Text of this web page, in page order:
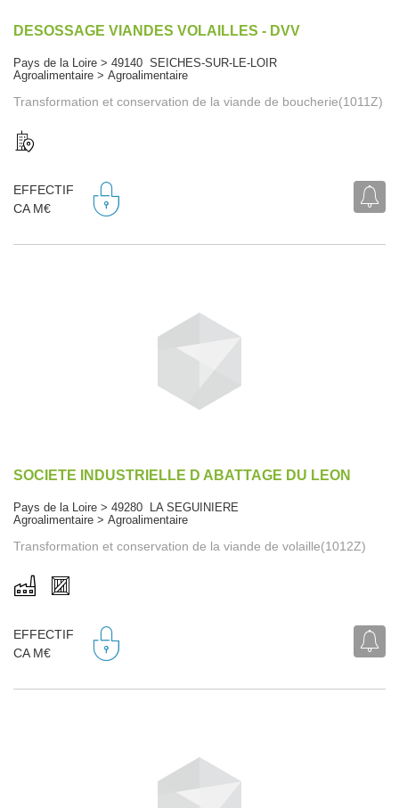
DESOSSAGE VIANDES VOLAILLES - DVV
Pays de la Loire > 49140 SEICHES-SUR-LE-LOIR
Agroalimentaire > Agroalimentaire
Transformation et conservation de la viande de boucherie(1011Z)
EFFECTIF
CA M€
SOCIETE INDUSTRIELLE D ABATTAGE DU LEON
Pays de la Loire > 49280 LA SEGUINIERE
Agroalimentaire > Agroalimentaire
Transformation et conservation de la viande de volaille(1012Z)
EFFECTIF
CA M€